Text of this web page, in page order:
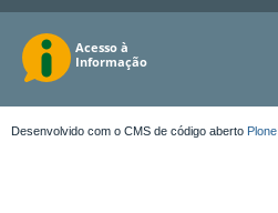
Desenvolvido com o CMS de código aberto Plone